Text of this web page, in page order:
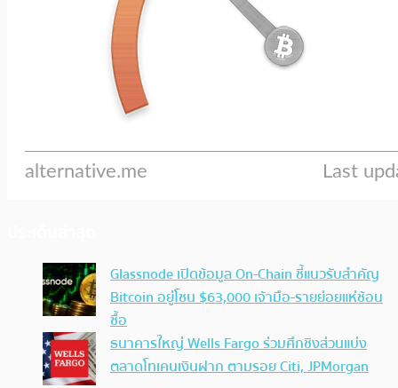
Glassnode เปิดข้อมูล On-Chain ชี้แนวรับสำคัญ
Bitcoin อยู่โซน $63,000 เจ้ามือ-รายย่อยแห่ช้อน
ซื้อ
ธนาคารใหญ่ Wells Fargo ร่วมศึกชิงส่วนแบ่ง
ตลาดโทเคนเงินฝาก ตามรอย Citi, JPMorgan